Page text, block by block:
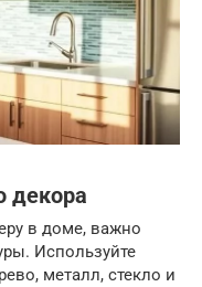
декора
в доме, важно
Используйте
металл, стекло и